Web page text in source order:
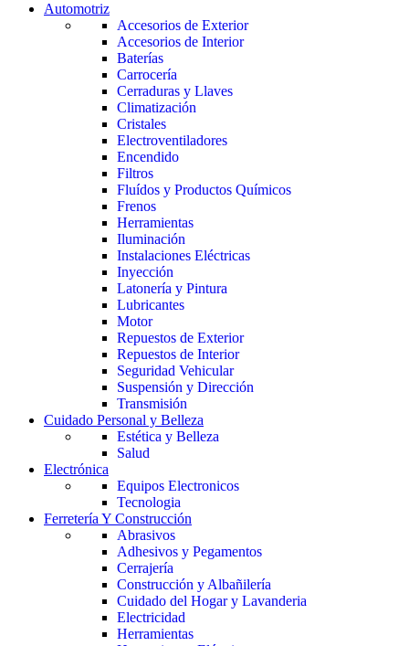
Automotriz
Accesorios de Exterior
Accesorios de Interior
Baterías
Carrocería
Cerraduras y Llaves
Climatización
Cristales
Electroventiladores
Encendido
Filtros
Fluídos y Productos Químicos
Frenos
Herramientas
Iluminación
Instalaciones Eléctricas
Inyección
Latonería y Pintura
Lubricantes
Motor
Repuestos de Exterior
Repuestos de Interior
Seguridad Vehicular
Suspensión y Dirección
Transmisión
Cuidado Personal y Belleza
Estética y Belleza
Salud
Electrónica
Equipos Electronicos
Tecnologia
Ferretería Y Construcción
Abrasivos
Adhesivos y Pegamentos
Cerrajería
Construcción y Albañilería
Cuidado del Hogar y Lavanderia
Electricidad
Herramientas